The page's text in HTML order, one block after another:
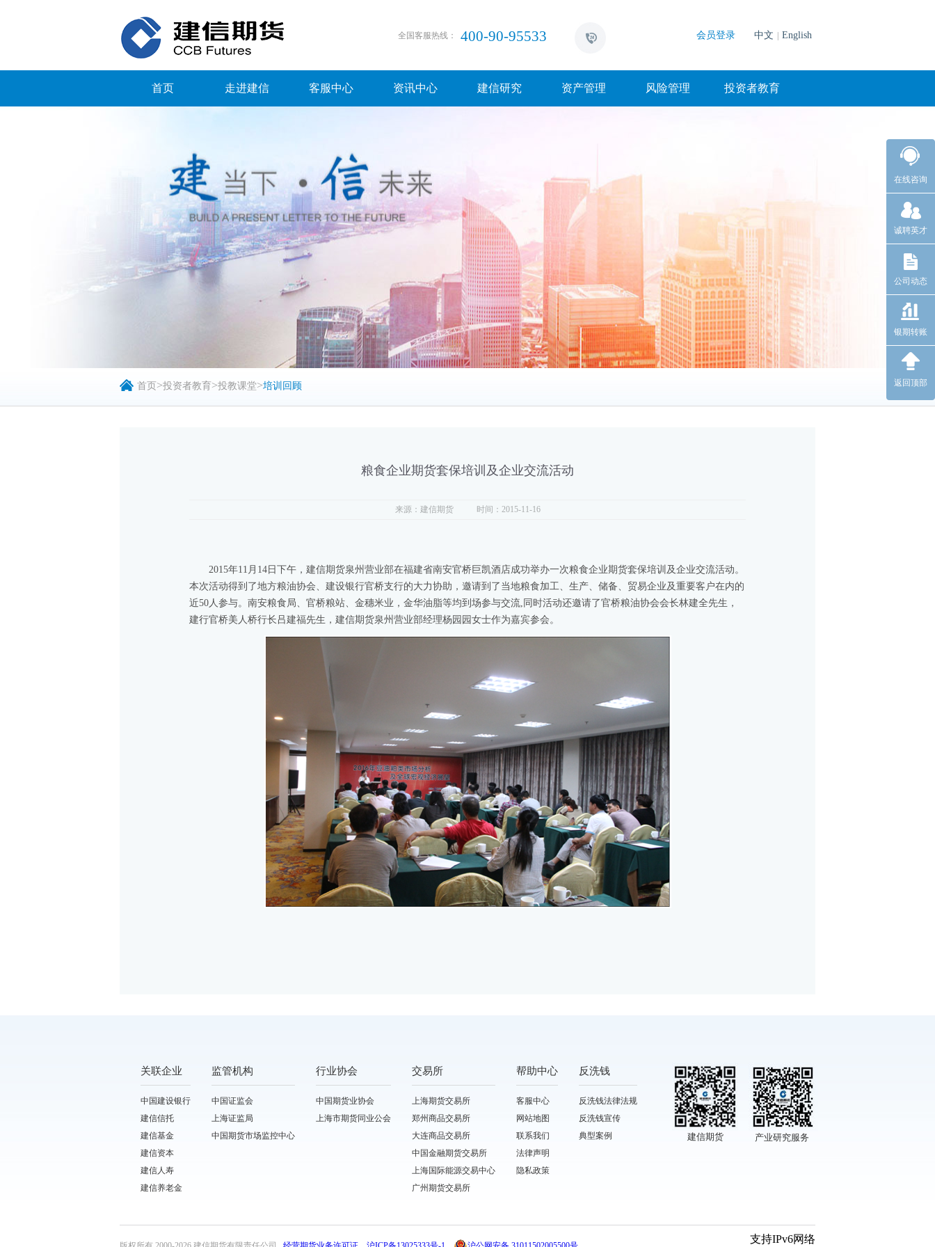
在线咨询
诚聘英才
公司动态
银期转账
返回顶部
会员登录
全国客服热线： 400-90-95533 中文 English
首页 走进建信 客服中心 资讯中心 建信研究 资产管理 风险管理 投资者教育
首页 >投资者教育 >投教课堂>培训回顾
粮食企业期货套保培训及企业交流活动
来源：建信期货 时间：2015-11-16
2015年11月14日下午，建信期货泉州营业部在福建省南安官桥巨凯酒店成功举办一次粮食企业期货套保培训及企业交流活动。
本次活动得到了地方粮油协会、建设银行官桥支行的大力协助，邀请到了当地粮食加工、生产、储备、贸易企业及重要客户在内的
近50人参与。南安粮食局、官桥粮站、金穗米业，金华油脂等均到场参与交流,同时活动还邀请了官桥粮油协会会长林建全先生，
建行官桥美人桥行长吕建福先生，建信期货泉州营业部经理杨园园女士作为嘉宾参会。
关联企业
中国建设银行
建信信托
建信基金
建信资本
建信人寿
建信养老金
监管机构
中国证监会
上海证监局
中国期货市场监控中心
行业协会
中国期货业协会
上海市期货同业公会
交易所
上海期货交易所
郑州商品交易所
大连商品交易所
中国金融期货交易所
上海国际能源交易中心
广州期货交易所
帮助中心
客服中心
网站地图
联系我们
法律声明
隐私政策
反洗钱
反洗钱法律法规
反洗钱宣传
典型案例
产业研究服务
建信期货
支持IPv6网络